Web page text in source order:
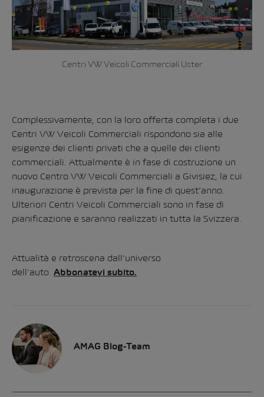
Centri VW Veicoli Commerciali Uster
Complessivamente, con la loro offerta completa i due
Centri VW Veicoli Commerciali rispondono sia alle
esigenze dei clienti privati che a quelle dei clienti
commerciali. Attualmente è in fase di costruzione un
nuovo Centro VW Veicoli Commerciali a Givisiez, la cui
inaugurazione è prevista per la fine di quest’anno.
Ulteriori Centri Veicoli Commerciali sono in fase di
pianificazione e saranno realizzati in tutta la Svizzera.
Attualità e retroscena dall’universo
dell’auto. Abbonatevi subito.
AMAG Blog-Team